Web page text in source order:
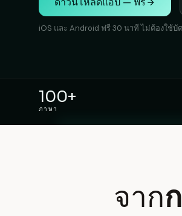
iOS และ Android ฟรี 30 นาที ไม่ต้องใช้บั
100+
ภาษา
จาก